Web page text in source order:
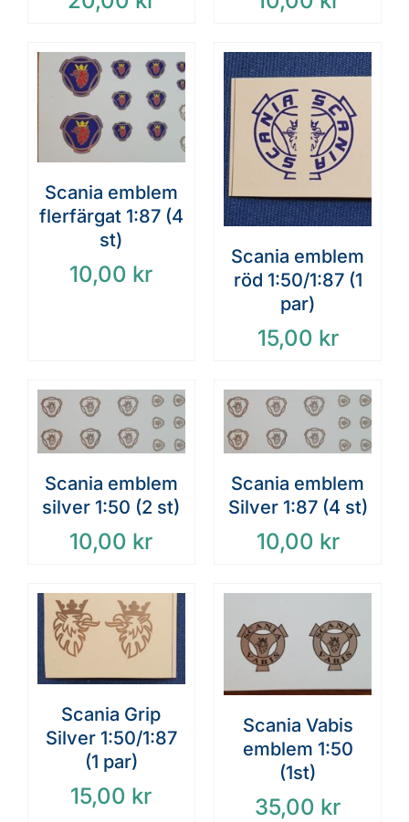
Scania emblem
flerfärgat 1:87 (4
st)
10,00 kr
Scania emblem
röd 1:50/1:87 (1
par)
15,00 kr
Scania emblem
silver 1:50 (2 st)
10,00 kr
Scania emblem
Silver 1:87 (4 st)
10,00 kr
Scania Grip
Silver 1:50/1:87
(1 par)
15,00 kr
Scania Vabis
emblem 1:50
(1st)
35,00 kr